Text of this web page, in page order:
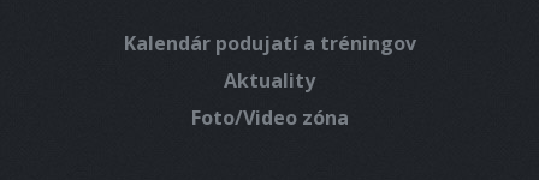
Kalendár podujatí a tréningov
Aktuality
Foto/Video zóna